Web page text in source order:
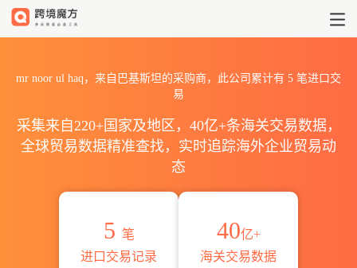
mr noor ul haq，来自巴基斯坦的采购商，此公司累计有 5 笔进口交
易
采集来自220+国家及地区，40亿+条海关交易数据，
全球贸易数据精准查找，实时追踪海外企业贸易动
态
5 笔
进口交易记录
40亿+
海关交易数据